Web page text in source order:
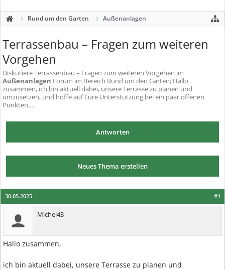
Rund um den Garten Außenanlagen
Terrassenbau – Fragen zum weiteren
Vorgehen
DiskutiereTerrassenbau – Fragen zum weiteren Vorgehen im
Außenanlagen Forum im Bereich Rund um den Garten; Hallo
zusammen, ich bin aktuell dabei, unsere Terrasse zu planen und
umzusetzen, und hoffe auf Eure Unterstützung bei ein paar offenen
Punkten....
Antworten
Neues Thema erstellen
#1
30.05.2025
Michel43
Hallo zusammen,
ich bin aktuell dabei, unsere Terrasse zu planen und